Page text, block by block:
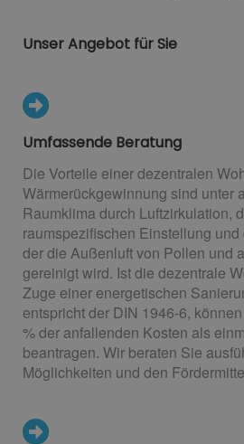
Unser Angebot für Sie
Umfassende Beratung
Die Vorteile einer dezentralen
Wärmerückgewinnung sind unter
Raumklima durch Luftzirkulation,
raumspezifischen Einstellung
der die Außenluft von Pollen und
gereinigt wird. Ist die dezentrale
Zuge einer energetischen
entspricht der DIN 1946-6,
% der anfallenden Kosten als
beantragen. Wir beraten Sie
Möglichkeiten und den